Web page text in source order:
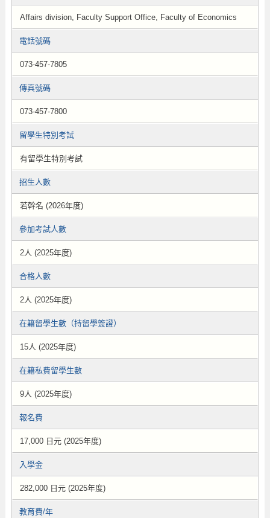
Affairs division, Faculty Support Office, Faculty of Economics
電話號碼
073-457-7805
傳真號碼
073-457-7800
留學生特別考試
有留學生特別考試
招生人數
若幹名 (2026年度)
參加考試人數
2人 (2025年度)
合格人數
2人 (2025年度)
在籍留學生數（持留學簽證）
15人 (2025年度)
在籍私費留學生數
9人 (2025年度)
報名費
17,000 日元 (2025年度)
入學金
282,000 日元 (2025年度)
教育費/年